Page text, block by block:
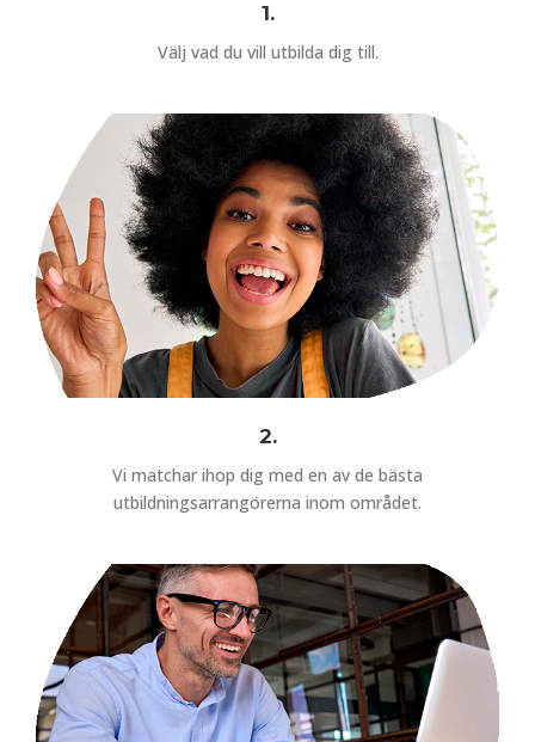
1.
Välj vad du vill utbilda dig till.
2.
Vi matchar ihop dig med en av de bästa
utbildningsarrangörerna inom området.